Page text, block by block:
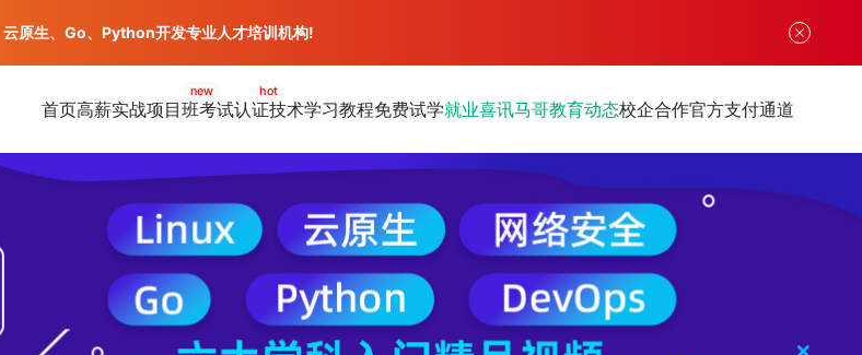
首页高薪实战项目班
new
考试认证
hot
技术学习教程免费试学就业喜讯马哥教育动态校企合作官方支付通道
原生、Go、Python开发专业人才培训机构!